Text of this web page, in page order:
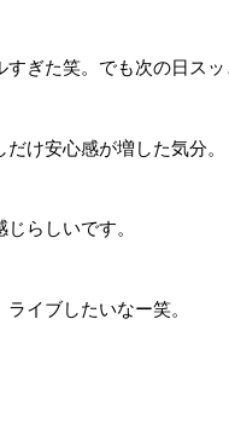
ぎた笑。でも次の日スッ
け安心感が増した気分。
らしいです。
イブしたいなー笑。